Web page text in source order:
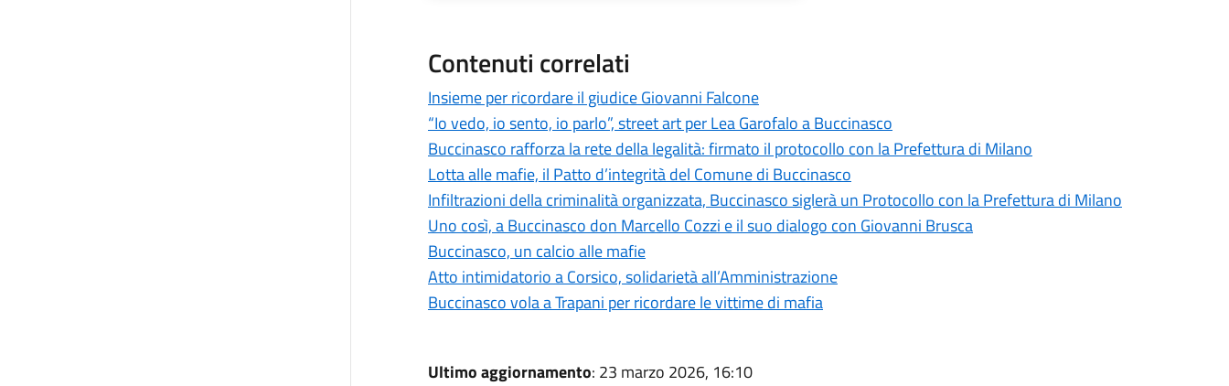
Contenuti correlati
Insieme per ricordare il giudice Giovanni Falcone
“Io vedo, io sento, io parlo”, street art per Lea Garofalo a Buccinasco
Buccinasco rafforza la rete della legalità: firmato il protocollo con la Prefettura di Milano
Lotta alle mafie, il Patto d’integrità del Comune di Buccinasco
Infiltrazioni della criminalità organizzata, Buccinasco siglerà un Protocollo con la Prefettura di Milano
Uno così, a Buccinasco don Marcello Cozzi e il suo dialogo con Giovanni Brusca
Buccinasco, un calcio alle mafie
Atto intimidatorio a Corsico, solidarietà all’Amministrazione
Buccinasco vola a Trapani per ricordare le vittime di mafia
Ultimo aggiornamento: 23 marzo 2026, 16:10